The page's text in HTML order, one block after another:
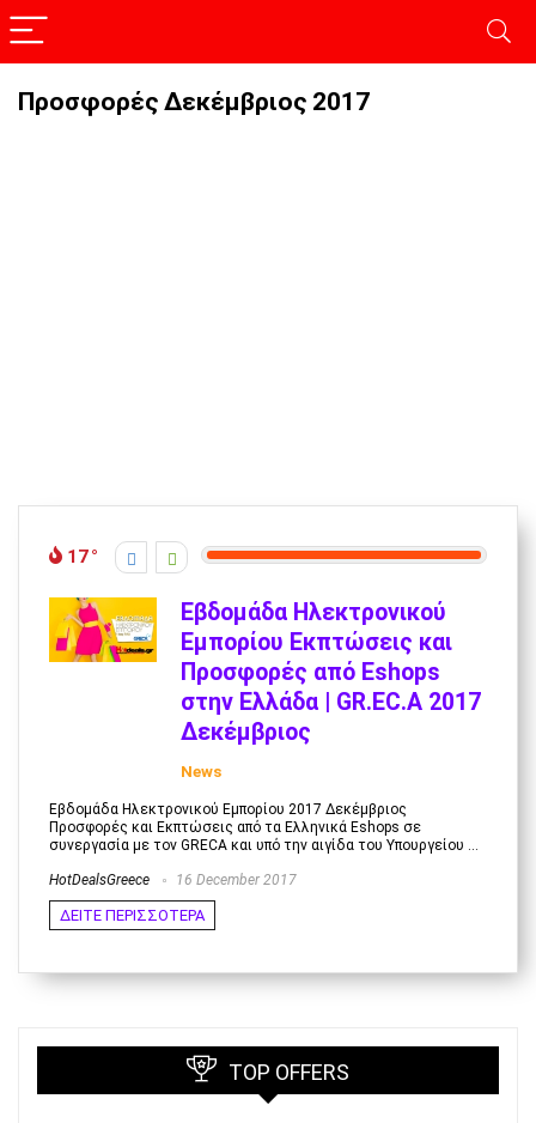
Προσφορές Δεκέμβριος 2017
17
Εβδομάδα Ηλεκτρονικού
Εμπορίου Εκπτώσεις και
Προσφορές από Eshops
στην Ελλάδα | GR.EC.A 2017
Δεκέμβριος
News
Εβδομάδα Ηλεκτρονικού Εμπορίου 2017 Δεκέμβριος
Προσφορές και Εκπτώσεις από τα Ελληνικά Eshops σε
συνεργασία με τον GRECA και υπό την αιγίδα του Υπουργείου ...
HotDealsGreece 16 December 2017
ΔΕΙΤΕ ΠΕΡΙΣΣΟΤΕΡΑ
TOP OFFERS